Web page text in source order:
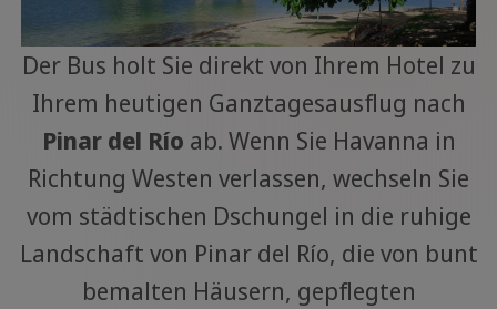
Der Bus holt Sie direkt von Ihrem Hotel zu
Ihrem heutigen Ganztagesausflug nach
Pinar del Río ab. Wenn Sie Havanna in
Richtung Westen verlassen, wechseln Sie
vom städtischen Dschungel in die ruhige
Landschaft von Pinar del Río, die von bunt
bemalten Häusern, gepflegten